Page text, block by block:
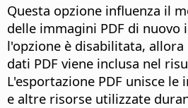
Questa opzione influenza il
delle immagini PDF di nuovo
l'opzione è disabilitata,
dati PDF viene inclusa nel
L'esportazione PDF unisce
e altre risorse utilizzate